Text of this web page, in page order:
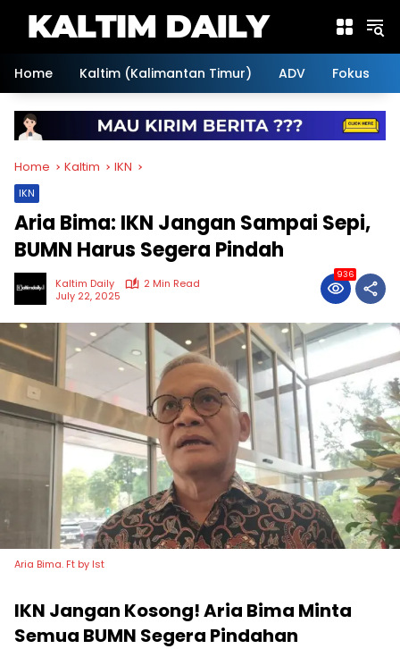
Home
Kaltim (Kalimantan Timur) ADV Fokus
Home Kaltim IKN
IKN
Aria Bima: IKN Jangan Sampai Sepi,
BUMN Harus Segera Pindah
Kaltim Daily
2 Min Read
July 22, 2025
936
Aria Bima. Ft by Ist
IKN Jangan Kosong! Aria Bima Minta
Semua BUMN Segera Pindahan